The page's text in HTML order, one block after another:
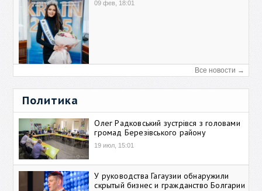
09 фев, 18:01
Все новости →
Политика
Олег Радковський зустрівся з головами
громад Березівського району
19 июл, 15:01
У руководства Гагаузии обнаружили
скрытый бизнес и гражданство Болгарии